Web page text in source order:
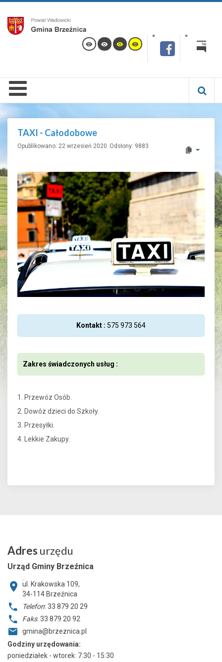
TAXI - Całodobowe
Opublikowano: 22 wrzesień 2020 Odsłony: 9883
Kontakt : 575 973 564
Zakres świadczonych usług :
1. Przewóz Osób.
2. Dowóz dzieci do Szkoły.
3. Przesyłki.
4. Lekkie Zakupy.
Adres urzędu
Urząd Gminy Brzeźnica
ul. Krakowska 109,
34-114 Brzeźnica
Telefon: 33 879 20 29
Faks: 33 879 20 92
gmina@brzeznica.pl
Godziny urzędowania:
poniedziałek - wtorek: 7:30 - 15:30